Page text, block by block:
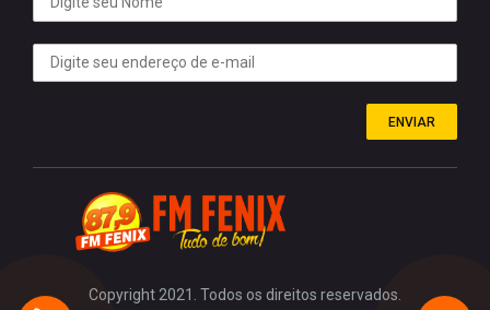
ENVIAR
Copyright 2021. Todos os direitos reservados.